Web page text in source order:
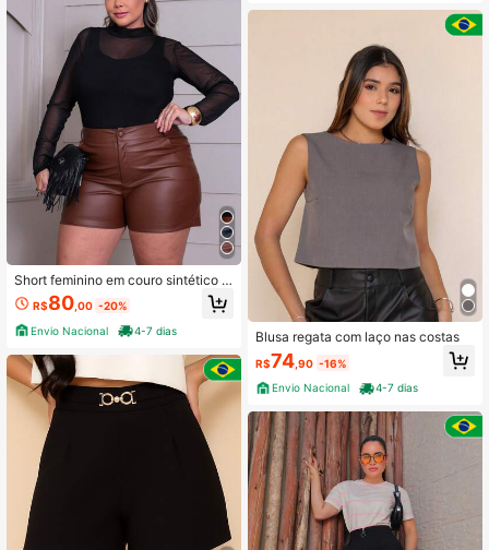
Short feminino em couro sintético ci
ntura alta Plus Size
R$80,00 -20%
Envio Nacional
4-7 dias Blusa regata com laço nas costas
R$74 ,90 -16%
Envio Nacional
4-7 dias